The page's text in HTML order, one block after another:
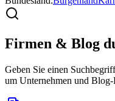
Firmen & Blog
Geben Sie einen
um Unternehmen und